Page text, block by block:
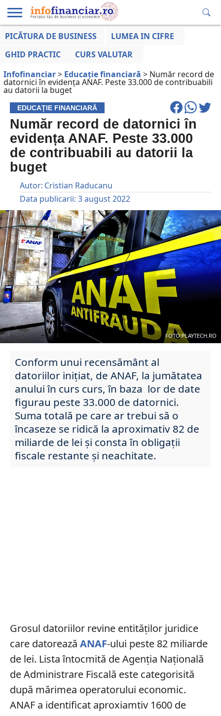
EDUCAȚIE
LA ZI
AFACERILOR
PICĂTURA DE BUSINESS
LUMEA IN CIFRE
GHID PRACTIC
CURS VALUTAR
Infofinanciar> Educație financiară > Număr record de
datornici în evidența ANAF. Peste 33.000 de contribuabili
au datorii la buget
EDUCAȚIE FINANCIARĂ
Număr record de datornici în
evidența ANAF. Peste 33.000
de contribuabili au datorii la
buget
Autor: Cristian Raducanu
Data publicarii: 3 august 2022
FOTO:PLAYTECH.RO
Conform unui recensământ al
datoriilor inițiat, de ANAF, la jumătatea
anului în curs curs, în baza lor de date
figurau peste 33.000 de datornici.
Suma totală pe care ar trebui să o
încaseze se ridică la aproximativ 82 de
miliarde de lei și consta în obligații
fiscale restante și neachitate.
Grosul datoriilor revine entităților juridice
care datorează ANAF-ului peste 82 miliarde
de lei. Lista întocmită de Agenția Națională
de Administrare Fiscală este categorisită
după mărimea operatorului economic.
ANAF a identificat aproxiamtiv 1600 de